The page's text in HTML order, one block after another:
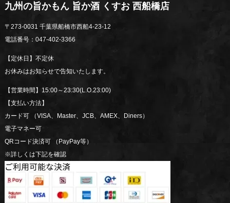
九州の旨かもん 旨か酒 くすお 西船橋店
〒273-0031 千葉県船橋市西船4-23-12
電話番号：047-402-3366
【定休日】不定休
お休みはお知らせで告知いたします。
【営業時間】15:00～23:30(L.O.23:00)
【支払い方法】
カード可 （VISA、Master、JCB、AMEX、Diners）
電子マネー可
QRコード決済可 （PayPay等）
※詳しくは下記を確認